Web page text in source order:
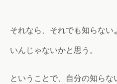
それなら、それでも知らな
いんじゃないかと思う。
ということで、自分の知ら